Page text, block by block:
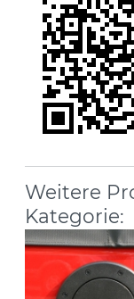
Weitere
Kategorie: